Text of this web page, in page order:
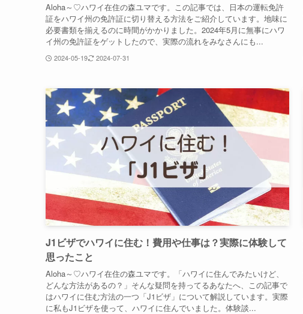
Aloha～♡ハワイ在住の森ユマです。この記事では、日本の運転免許
証をハワイ州の免許証に切り替える方法をご紹介しています。地味に
必要書類を揃えるのに時間がかかりました。2024年5月に無事にハワ
イ州の免許証をゲットしたので、実際の流れをみなさんにも...
2024-05-19 2024-07-31
J1ビザでハワイに住む！費用や仕事は？実際に体験して
思ったこと
Aloha～♡ハワイ在住の森ユマです。「ハワイに住んでみたいけど、
どんな方法があるの？」そんな疑問を持ってるあなたへ、この記事で
はハワイに住む方法の一つ「J1ビザ」について解説しています。実際
に私もJ1ビザを使って、ハワイに住んでいました。体験談...